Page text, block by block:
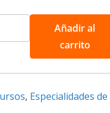
Añadir al
carrito
, Especialidades